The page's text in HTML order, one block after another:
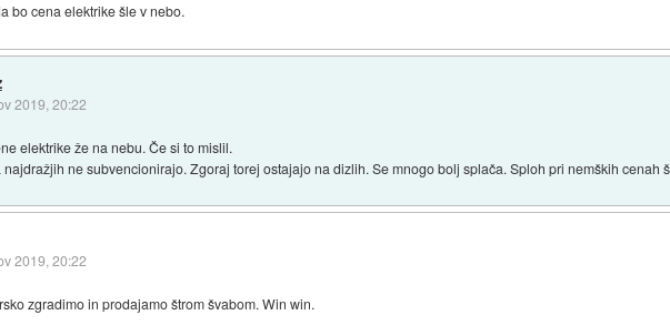
bo cena elektrike šle v nebo.
2019, 20:22
elektrike že na nebu. Če si to mislil.
ne subvencionirajo. Zgoraj torej ostajajo na dizlih. Se mnogo bolj splača. Sploh pri nemških cenah
2019, 20:22
zgradimo in prodajamo štrom švabom. Win win.